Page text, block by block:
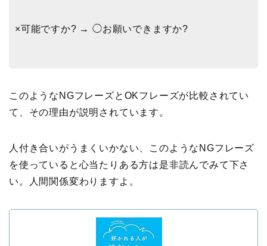
×可能ですか? → ◯お願いできますか?
このようなNGフレーズとOKフレーズが比較されてい
て、その理由が説明されています。
人付き合いがうまくいかない、このようなNGフレーズ
を使っていると心当たりある方は是非読んでみて下さ
い。人間関係変わりますよ。